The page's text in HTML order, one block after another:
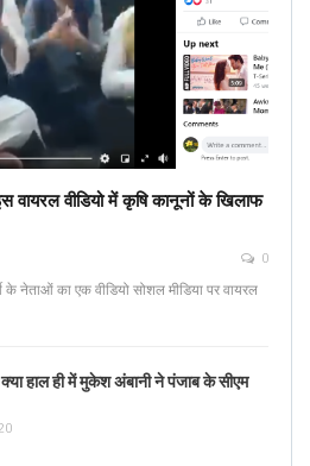
वीडियो में कृषि कानूनों के खिलाफ
0
के नेताओं का एक वीडियो सोशल मीडिया पर वायरल
हाल ही में मुकेश अंबानी ने पंजाब के सीएम